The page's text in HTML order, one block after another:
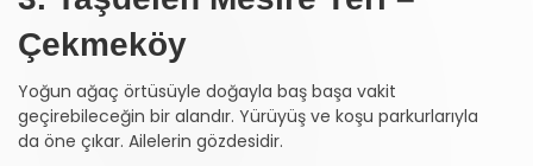
Çekmeköy
Yoğun ağaç örtüsüyle doğayla baş başa vakit
geçirebileceğin bir alandır. Yürüyüş ve koşu parkurlarıyla
da öne çıkar. Ailelerin gözdesidir.